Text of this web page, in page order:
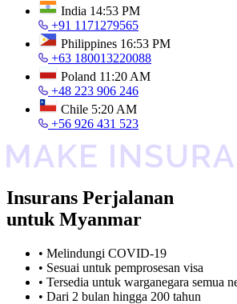
India 14:53 PM
+91 1171279565
Philippines 16:53 PM
+63 180013220088
Poland 11:20 AM
+48 223 906 246
Chile 5:20 AM
+56 926 431 523
Insurans Perjalanan
untuk Myanmar
• Melindungi COVID-19
• Sesuai untuk pemprosesan visa
• Tersedia untuk warganegara semua
• Dari 2 bulan hingga 200 tahun